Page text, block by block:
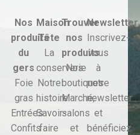
Nos
produits
du
gers
Foie
gras
Entrées
Confits
Maison
Tête
La
conserverie
Notre
histoire
Savoir-
faire
Trouver
nos
produits
Nos
boutiques
Marché,
salons
et
Newsletter
Inscrivez-
vous
à
notre
newsletter
et
bénéficiez